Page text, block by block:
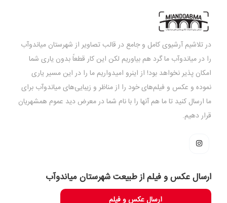
در تلاشیم آرشیوی کامل و جامع در قالب تصاویر از شهرستان میاندوآب
را در میاندوآب ما گرد هم بیاوریم لکن این کار قطعاً بدون یاری شما
امکان پذیر نخواهد بود! از اینرو امیدواریم ما را در این مسیر یاری
نموده و عکس و فیلم‌های خود را از مناظر و زیبایی‌های میاندوآب برای
ما ارسال کنید تا ما هم آنها را با نام شما در معرض دید عموم همشهریان
قرار دهیم.
ارسال عکس و فیلم از طبیعت شهرستان میاندوآب
ارسال عکس و فیلم